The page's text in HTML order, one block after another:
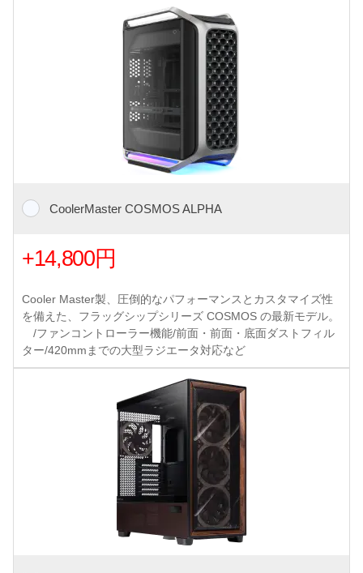
CoolerMaster COSMOS ALPHA
+14,800円
Cooler Master製、圧倒的なパフォーマンスとカスタマイズ性
を備えた、フラッグシップシリーズ COSMOS の最新モデル。
/ファンコントローラー機能/前面・前面・底面ダストフィル
ター/420mmまでの大型ラジエータ対応など